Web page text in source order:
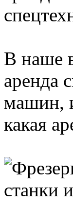
В наше
аренда
машин,
какая